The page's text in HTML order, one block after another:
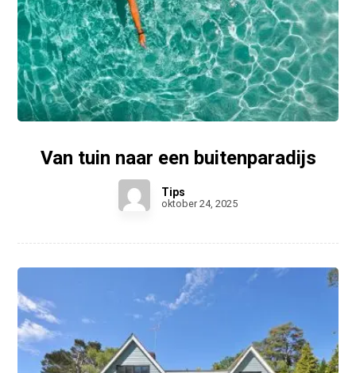
Van tuin naar een buitenparadijs
Tips
oktober 24, 2025